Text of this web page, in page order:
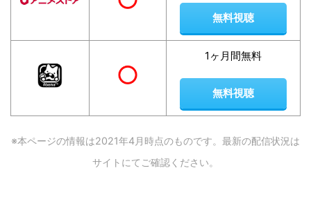
無料視聴
1ヶ月間無料
無料視聴
※本ページの情報は2021年4月時点のものです。最新の配信状況は
サイトにてご確認ください。